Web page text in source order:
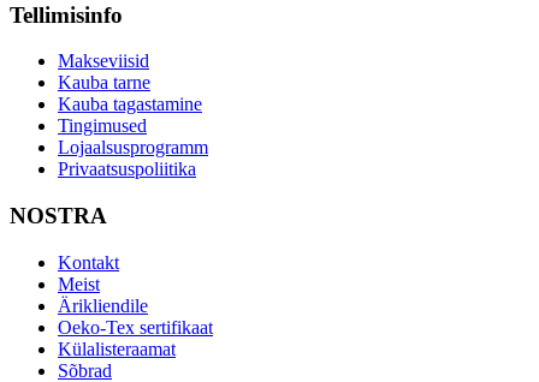
Tellimisinfo
Makseviisid
Kauba tarne
Kauba tagastamine
Tingimused
Lojaalsusprogramm
Privaatsuspoliitika
NOSTRA
Kontakt
Meist
Ärikliendile
Oeko-Tex sertifikaat
Külalisteraamat
Sõbrad